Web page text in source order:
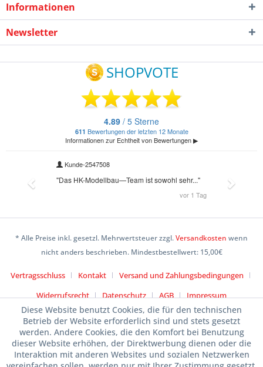
Informationen
Newsletter
* Alle Preise inkl. gesetzl. Mehrwertsteuer zzgl.Versandkosten wenn
nicht anders beschrieben. Mindestbestellwert: 15,00€
Vertragsschluss Kontakt
Versand und Zahlungsbedingungen
Widerrufsrecht
Datenschutz AGB Impressum
Diese Website benutzt Cookies, die für den technischen
Betrieb der Website erforderlich sind und stets gesetzt
werden. Andere Cookies, die den Komfort bei Benutzung
dieser Website erhöhen, der Direktwerbung dienen oder die
Interaktion mit anderen Websites und sozialen Netzwerken